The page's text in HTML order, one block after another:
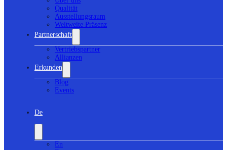
Qualität
Ausstellungsraum
Weltweite Präsenz
Partnerschaft
Vertriebspartner
Allianzen
Erkunden
Blog
Events
De
En